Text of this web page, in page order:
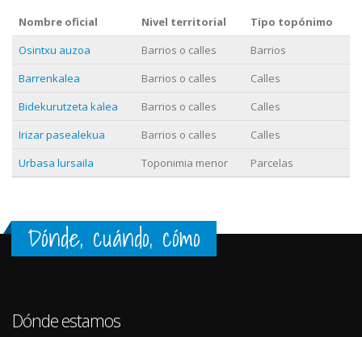
Nombre oficial Nivel territorial
Tipo topónimo
Osintxu auzoa
Barrios o calles
Barrios
Barrenkalea
Barrios o calles
Calles
Bidekurutzeta kalea
Barrios o calles
Calles
Irizar pasealekua
Barrios o calles
Calles
Urbasa lursaila
Toponimia menor Parcelas
Dónde, cuándo, cómo
Dónde estamos